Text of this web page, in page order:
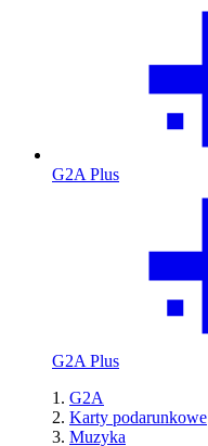
G2A Plus
G2A Plus
G2A
Karty podarunkowe
Muzyka